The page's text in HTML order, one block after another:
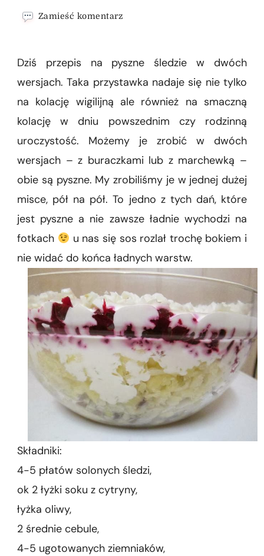
Zamieść komentarz
pierzynką
Dziś przepis na pyszne śledzie w dwóch
wersjach. Taka przystawka nadaje się nie tylko
na kolację wigilijną ale również na smaczną
kolację w dniu powszednim czy rodzinną
uroczystość. Możemy je zrobić w dwóch
wersjach – z buraczkami lub z marchewką –
obie są pyszne. My zrobiliśmy je w jednej dużej
misce, pół na pół. To jedno z tych dań, które
jest pyszne a nie zawsze ładnie wychodzi na
fotkach
u nas się sos rozlał trochę bokiem i
nie widać do końca ładnych warstw.
Składniki:
4-5 płatów solonych śledzi,
ok 2 łyżki soku z cytryny,
łyżka oliwy,
2 średnie cebule,
4-5 ugotowanych ziemniaków,